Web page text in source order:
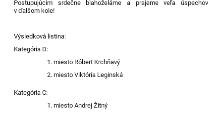
Postupujúcim srdečne blahoželáme a prajeme veľa úspechov
v ďalšom kole!
Výsledková listina:
Kategória D:
miesto Róbert Krchňavý
miesto Viktória Leginská
Kategória C:
miesto Andrej Žitný